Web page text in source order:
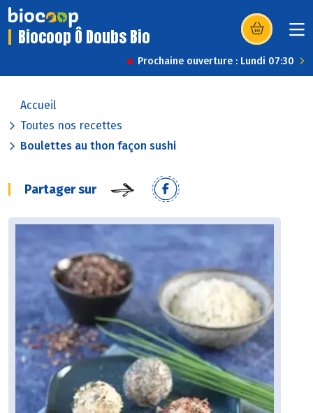
Biocoop Ô Doubs Bio (s’ouvre dans
Prochaine ouverture : Lundi 07:30
Accueil
Toutes nos recettes
Boulettes au thon façon sushi
Partager sur